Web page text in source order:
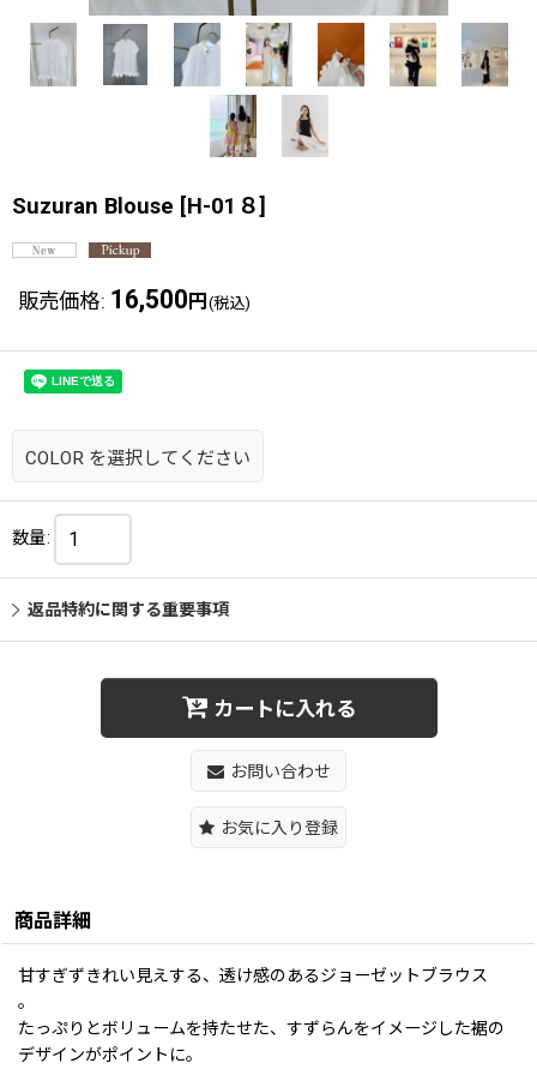
Suzuran Blouse [H-01８]
販売価格: 16,500 円 (税込)
COLOR を選択してください
数量:
返品特約に関する重要事項
カートに入れる
お問い合わせ
お気に入り登録
商品詳細
甘すぎずきれい見えする、透け感のあるジョーゼットブラウス
。
たっぷりとボリュームを持たせた、すずらんをイメージした裾の
デザインがポイントに。